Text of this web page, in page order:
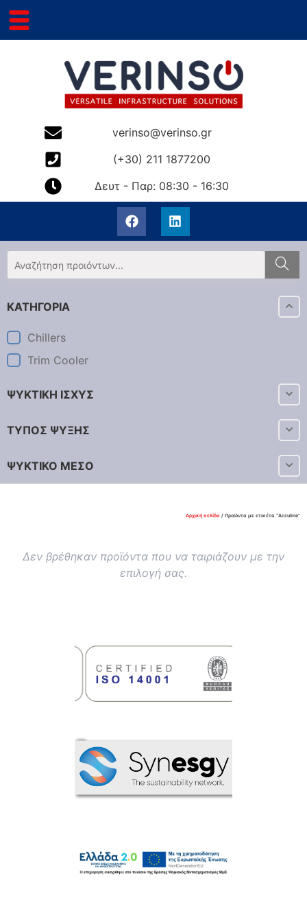
verinso@verinso.gr
(+30) 211 1877200
Δευτ - Παρ: 08:30 - 16:30
ΚΑΤΗΓΟΡΙΑ
Chillers
Trim Cooler
ΨΥΚΤΙΚΗ ΙΣΧΥΣ
ΤΥΠΟΣ ΨΥΞΗΣ
ΨΥΚΤΙΚΟ ΜΕΣΟ
Αρχική σελίδα / Προϊόντα με ετικέτα “Acculine”
Δεν βρέθηκαν προϊόντα που να ταιριάζουν με την
επιλογή σας.